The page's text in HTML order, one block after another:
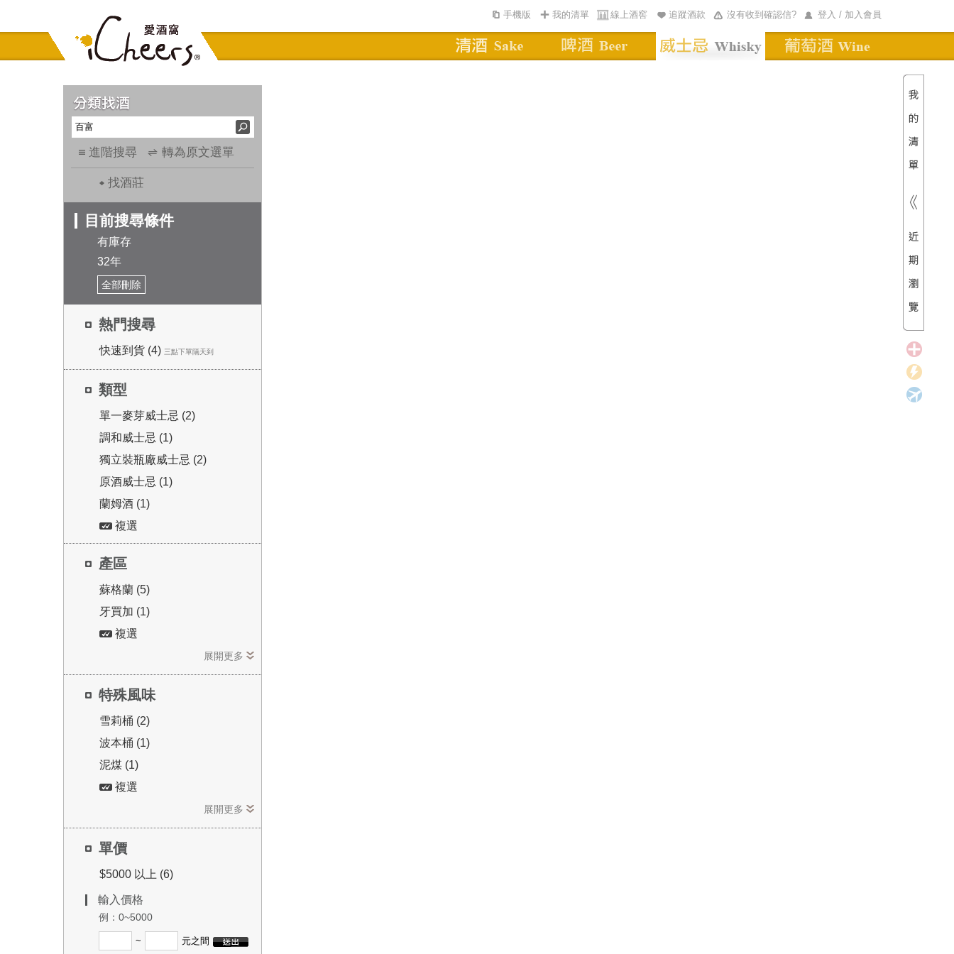
登入 / 加入會員
沒有收到確認信?
追蹤酒款
線上酒窖
我的清單
手機版
進階搜尋 轉為原文選單
找酒莊
目前搜尋條件
有庫存
32年
全部刪除
熱門搜尋
快速到貨 (4) 三點下單隔天到
類型
單一麥芽威士忌 (2)
調和威士忌 (1)
獨立裝瓶廠威士忌 (2)
原酒威士忌 (1)
蘭姆酒 (1)
複選
產區
蘇格蘭 (5)
牙買加 (1)
複選
展開更多
特殊風味
雪莉桶 (2)
波本桶 (1)
泥煤 (1)
複選
展開更多
單價
$5000 以上 (6)
輸入價格
例：0~5000
~ 元之間